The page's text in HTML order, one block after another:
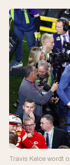
Travis Kelce wordt